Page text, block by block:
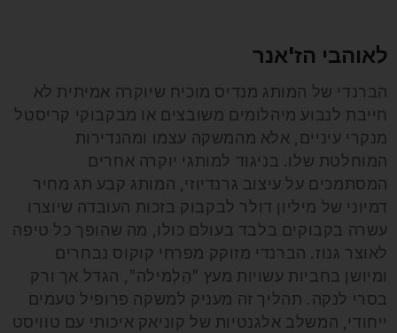
לאוהבי הז'אנר
הברנדי של המותג מנדיס מוכיח שיוקרה אמיתית לא
חייבת לנבוע מיהלומים משובצים או מבקבוקי קריסטל
מנקרי עיניים, אלא מהמשקה עצמו ומהנדירות
המוחלטת שלו. בניגוד למותגי יוקרה אחרים
המסתמכים על עיצוב גרנדיוזי, המותג קבע תג מחיר
דמיוני של מיליון דולר לבקבוק בזכות העובדה שיוצרו
עשרה בקבוקים בלבד בעולם כולו, מה שהופך כל טיפה
לאוצר גנוז. הברנדי מזוקק מפרחי קוקוס נבחרים
ומיושן בחביות עשויות מעץ "הַלְמילה", הגדל אך ורק
בסרי לנקה. תהליך זה מעניק למשקה פרופיל טעמים
ייחודי, המשלב אלגנטיות של קוניאק איכותי עם טוויסט